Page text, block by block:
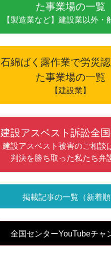
た事業場の一覧
【製造業など】建設業以外・
石綿ばく露作業で労災
た事業場の一覧
【建設業】
建設アスベスト訴訟全
建設アスベスト被害のご相談
判決を勝ち取った私たち弁
掲載記事の一覧（新着順
全国センターYouTubeチャ